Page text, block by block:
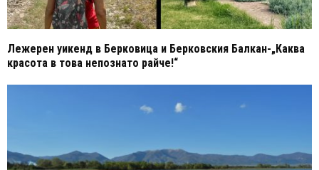
Лежерен уикенд в Берковица и Берковския Балкан-„Каква
красота в това непознато райче!“